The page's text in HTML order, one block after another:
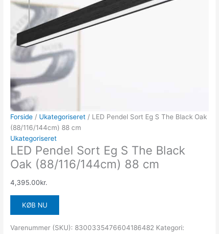
Forside / Ukategoriseret / LED Pendel Sort Eg S The Black Oak
(88/116/144cm) 88 cm
Ukategoriseret
LED Pendel Sort Eg S The Black
Oak (88/116/144cm) 88 cm
4,395.00kr.
KØB NU
Varenummer (SKU): 8300335476604186482 Kategori: